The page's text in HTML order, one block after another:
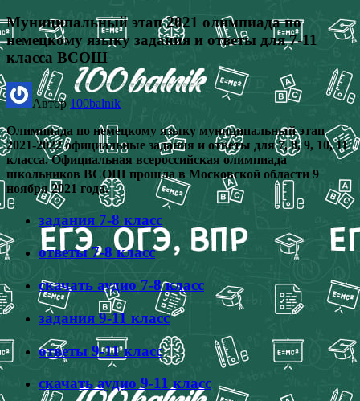
Муниципальный этап 2021 олимпиада по
немецкому языку задания и ответы для 7-11
класса ВСОШ
Автор100balnik
Олимпиада по немецкому языку муниципальный этап
2021-2022 официальные задания и ответы для 7, 8, 9, 10, 11
класса. Официальная всероссийская олимпиада
школьников ВСОШ прошла в Московской области 9
ноября 2021 года.
задания 7-8 класс
ответы 7-8 класс
скачать аудио 7-8 класс
задания 9-11 класс
ответы 9-11 класс
скачать аудио 9-11 класс